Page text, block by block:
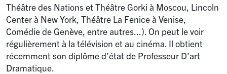
Théâtre des Nations et Théâtre Gorki à Moscou, Lincoln
Center à New York, Théâtre La Fenice à Venise,
Comédie de Genève, entre autres...). On peut le voir
régulièrement à la télévision et au cinéma. Il obtient
récemment son diplôme d’état de Professeur D’art
Dramatique.